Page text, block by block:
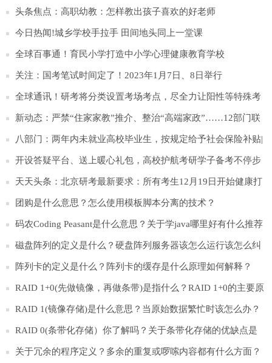
头条焦点：高职幼教：怎样教出孩子喜欢的好老师
今日热闻!城乡学校手拉手 田间地头同上一堂课
全球百事通！育民小学打造中小学心理健康教育学校
关注：国考笔试时间定了！2023年1月7日、8日举行
全球通讯！研考将分类设置考场考点，尽全力让阳性等特殊考
生应考尽考
新动态：严禁“住家家教”推介、整治“高端家政”……12部门联
合发文！
八部门：两年内未就业高校毕业生，按规定给予社会保险补贴|
天天新要闻
开设答疑平台、送上暖心礼包，高校护航考研学子备考不停步
天天头条：北京研考最新要求：所有考生12月19日开始健康打
卡
团购是什么意思？怎么使用模板脚本分离的技术？
码农Coding Peasant是什么意思？关于学java哪里好有什么推荐
吗？
磁盘阵列的定义是什么？硬盘阵列服务器该怎么运行该怎么纠
正开发？
阵列卡的定义是什么？阵列卡的缓存是什么原理如何解释？
RAID 1+0(先做镜像，再做条带)是指什么？RAID 1+0的主要原
理和优缺点是什么？
RAID 1(镜像存储)是什么意思？当原始数据繁忙时该怎么办？
RAID 0(条带化存储）你了解吗？关于条带化存储的优缺点是
什么？
关于冗余的程序定义？多余的重复或啰嗦内容都有什么方面？